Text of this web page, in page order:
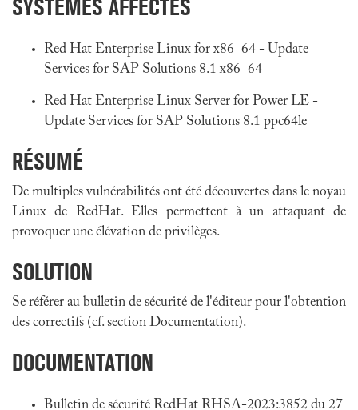
SYSTÈMES AFFECTÉS
Red Hat Enterprise Linux for x86_64 - Update
Services for SAP Solutions 8.1 x86_64
Red Hat Enterprise Linux Server for Power LE -
Update Services for SAP Solutions 8.1 ppc64le
RÉSUMÉ
De multiples vulnérabilités ont été découvertes dans le noyau
Linux de RedHat. Elles permettent à un attaquant de
provoquer une élévation de privilèges.
SOLUTION
Se référer au bulletin de sécurité de l'éditeur pour l'obtention
des correctifs (cf. section Documentation).
DOCUMENTATION
Bulletin de sécurité RedHat RHSA-2023:3852 du 27